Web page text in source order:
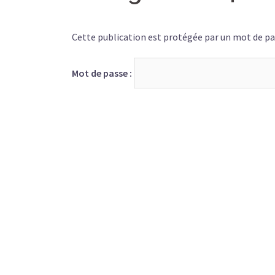
Cette publication est protégée par un mot de
Mot de passe :